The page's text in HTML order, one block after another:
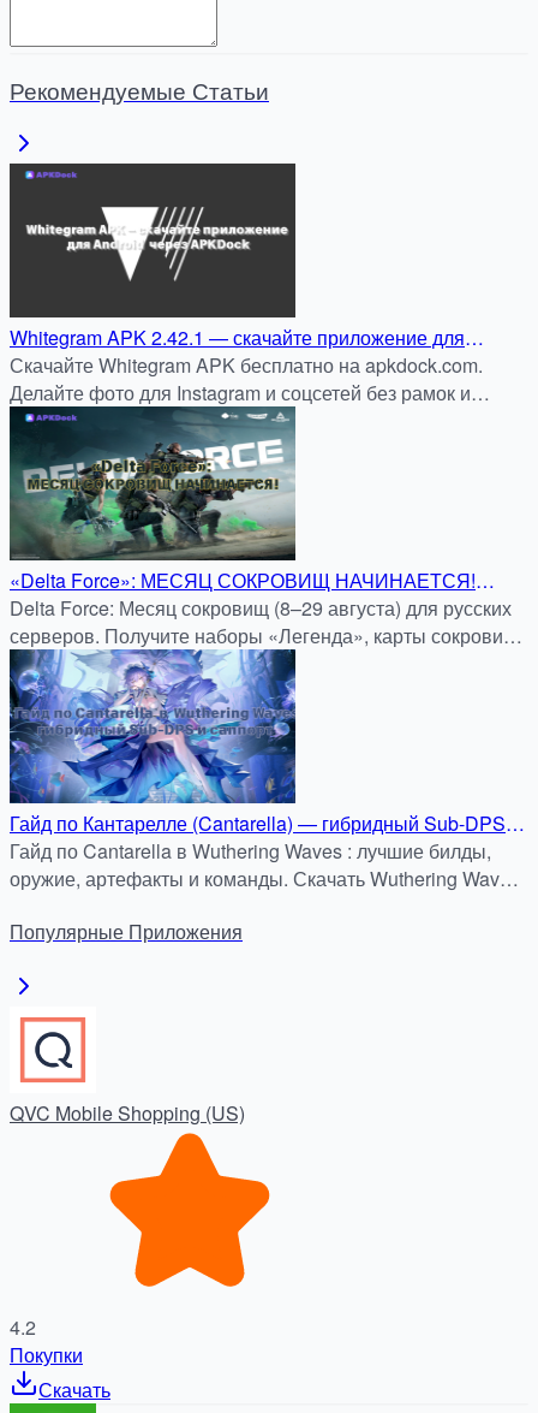
Рекомендуемые Статьи
Whitegram APK 2.42.1 — скачайте приложение для
Android и публикуйте фото в Instagram без обрезки через
APKDock
Скачайте Whitegram APK бесплатно на apkdock.com.
Делайте фото для Instagram и соцсетей без рамок и
обрезки — быстро, удобно и безопасно.
«Delta Force»: МЕСЯЦ СОКРОВИЩ НАЧИНАЕТСЯ!
ТРОЙНОЙ ПРАЗДНИК + ГАЙД ПО РУССКИМ
СЕРВЕРАМ (8 АВГУСТА - 29 АВГУСТА)
Delta Force: Месяц сокровищ (8–29 августа) для русских
серверов. Получите наборы «Легенда», карты сокровищ
и эксклюзивные бонусы. Скачать безопасно на APKDock.
Гайд по Кантарелле (Cantarella) — гибридный Sub-DPS и
саппорт в Wuthering Waves
Гайд по Cantarella в Wuthering Waves : лучшие билды,
оружие, артефакты и команды. Скачать Wuthering Waves
Популярные Приложения
QVC Mobile Shopping (US)
4.2
Покупки
Скачать